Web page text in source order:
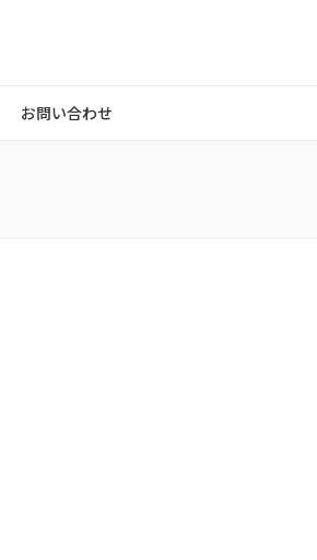
お問い合わせ